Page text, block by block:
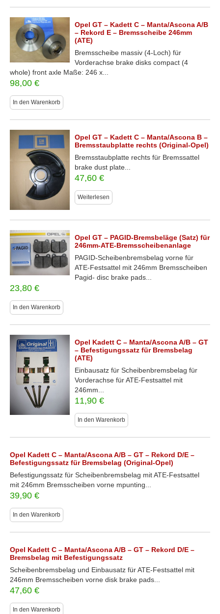
Opel GT – Kadett C – Manta/Ascona A/B
– Rekord E – Bremsscheibe 246mm
(ATE)
Bremsscheibe massiv (4-Loch) für
Vorderachse brake disks compact (4
whole) front axle Maße: 246 x...
98,00 €
In den Warenkorb
Opel GT – Kadett C – Manta/Ascona B –
Bremsstaubplatte rechts (Original-Opel)
Bremsstaubplatte rechts für Bremssattel
brake dust plate...
47,60€
Weiterlesen
Opel GT – PAGID-Bremsbeläge (Satz) für
246mm-ATE-Bremsscheibenanlage
PAGID-Scheibenbremsbelag vorne für
ATE-Festsattel mit 246mm Bremsscheiben
Pagid- disc brake pads...
23,80 €
In den Warenkorb
Opel Kadett C – Manta/Ascona A/B – GT
– Befestigungssatz für Bremsbelag
(ATE)
Einbausatz für Scheibenbremsbelag für
Vorderachse für ATE-Festsattel mit
246mm...
11,90€
In den Warenkorb
Opel Kadett C – Manta/Ascona A/B – GT – Rekord D/E –
Befestigungssatz für Bremsbelag (Original-Opel)
Befestigungssatz für Scheibenbremsbelag mit ATE-Festsattel
mit 246mm Bremsscheiben vorne mpunting...
39,90 €
In den Warenkorb
Opel Kadett C – Manta/Ascona A/B – GT – Rekord D/E –
Bremsbelag mit Befestigungssatz
Scheibenbremsbelag und Einbausatz für ATE-Festsattel mit
246mm Bremsscheiben vorne disk brake pads...
47,60 €
In den Warenkorb